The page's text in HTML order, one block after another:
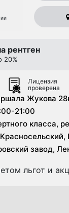
рентген
20%
Лицензия
проверена
Жукова
21:00
класса,
завод,
льгот и